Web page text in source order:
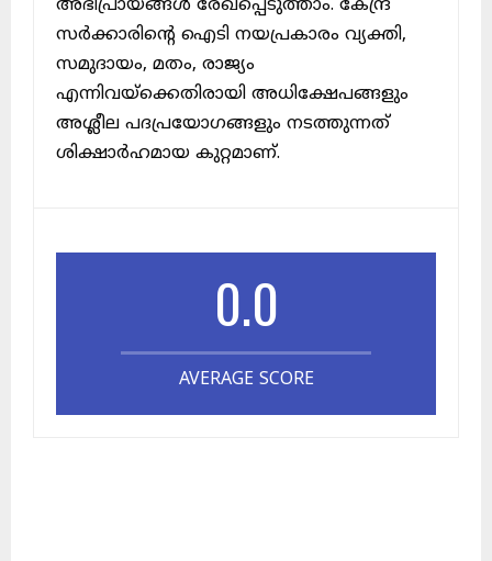
അഭിപ്രായങ്ങൾ രേഖപ്പെടുത്താം. കേന്ദ്ര
സർക്കാരിന്റെ ഐടി നയപ്രകാരം വ്യക്തി,
സമുദായം, മതം, രാജ്യം
എന്നിവയ്ക്കെതിരായി അധിക്ഷേപങ്ങളും
അശ്ലീല പദപ്രയോഗങ്ങളും നടത്തുന്നത്
ശിക്ഷാർഹമായ കുറ്റമാണ്.
0.0
AVERAGE SCORE